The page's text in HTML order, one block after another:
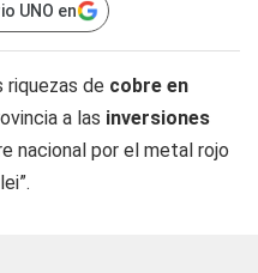
UNO en
de cobre en
a las inversiones
nacional por el metal rojo